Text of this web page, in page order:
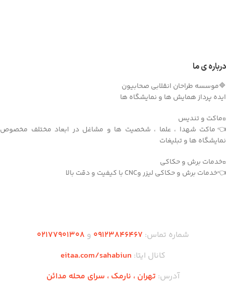
درباره ی ما
🔷موسسه طراحان انقلابی صحابیون
ایده پرداز همایش ها و نمایشگاه ها
▫️ماکت و تندیس
👈ماکت شهدا ، علما ، شخصیت ها و مشاغل در ابعاد مختلف مخصوص
نمایشگاه ها و تبلیغات
▫️خدمات برش و حکاکی
👈خدمات برش و حکاکی لیزر وCNC با کیفیت و دقت بالا
شماره تماس: ۰۹۱۲۳846467 و ۰2۱77901308
کانال ایتا: eitaa.com/sahabiun
آدرس: تهران ،‌ نارمک ، سرای محله مدائن